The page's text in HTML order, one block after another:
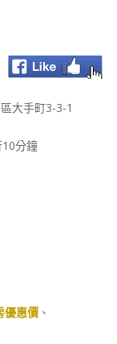
大手町3-3-1
分鐘
優惠價 、